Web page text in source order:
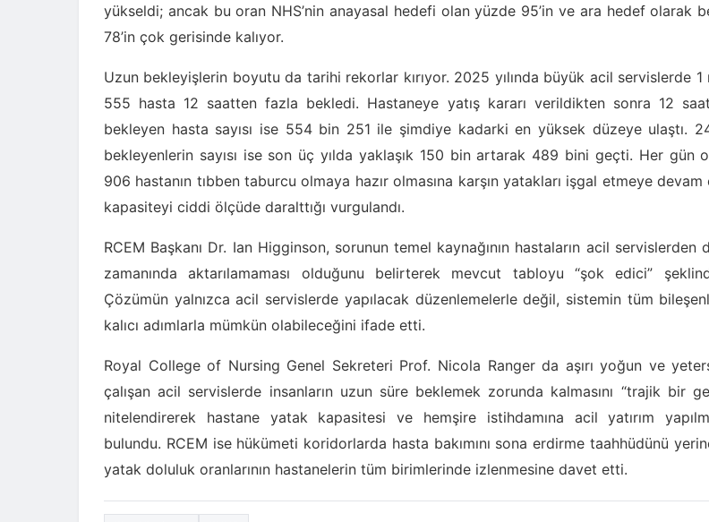
yükseldi; ancak bu oran NHS’nin anayasal hedefi olan yüzde 95’in ve ara hedef olarak
78’in çok gerisinde kalıyor.
Uzun bekleyişlerin boyutu da tarihi rekorlar kırıyor. 2025 yılında büyük acil servislerde
555 hasta 12 saatten fazla bekledi. Hastaneye yatış kararı verildikten sonra 12
bekleyen hasta sayısı ise 554 bin 251 ile şimdiye kadarki en yüksek düzeye ulaştı.
bekleyenlerin sayısı ise son üç yılda yaklaşık 150 bin artarak 489 bini geçti. Her gün
906 hastanın tıbben taburcu olmaya hazır olmasına karşın yatakları işgal etmeye
kapasiteyi ciddi ölçüde daralttığı vurgulandı.
RCEM Başkanı Dr. Ian Higginson, sorunun temel kaynağının hastaların acil servislerden
zamanında aktarılamaması olduğunu belirterek mevcut tabloyu “şok edici”
Çözümün yalnızca acil servislerde yapılacak düzenlemelerle değil, sistemin tüm
kalıcı adımlarla mümkün olabileceğini ifade etti.
Royal College of Nursing Genel Sekreteri Prof. Nicola Ranger da aşırı yoğun ve
çalışan acil servislerde insanların uzun süre beklemek zorunda kalmasını “trajik bir
nitelendirerek hastane yatak kapasitesi ve hemşire istihdamına acil yatırım
bulundu. RCEM ise hükümeti koridorlarda hasta bakımını sona erdirme taahhüdünü
yatak doluluk oranlarının hastanelerin tüm birimlerinde izlenmesine davet etti.